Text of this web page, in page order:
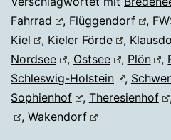
Fahrrad
, Flüggendorf ,
Kiel
, Kieler Förde ,
Nordsee
, Ostsee , Plön ,
Schleswig-Holstein
,
Sophienhof
, Theresienhof ,
, Wakendorf